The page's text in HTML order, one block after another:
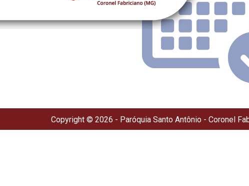
Copyright © 2026 - Paróquia Santo Antônio - Coronel